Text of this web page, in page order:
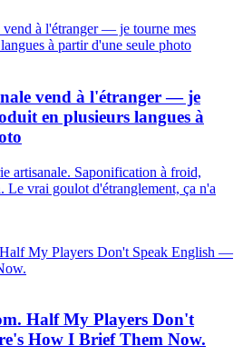
vend à l'étranger — je
en plusieurs langues à
artisanale. Saponification à froid,
Le vrai goulot d'étranglement, ça n'a
Half My Players Don't
How I Brief Them Now.